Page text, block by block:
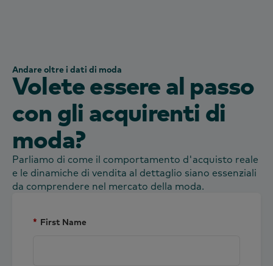
Andare oltre i dati di moda
Volete essere al passo
con gli acquirenti di
moda?
Parliamo di come il comportamento d'acquisto reale
e le dinamiche di vendita al dettaglio siano essenziali
da comprendere nel mercato della moda.
* First Name